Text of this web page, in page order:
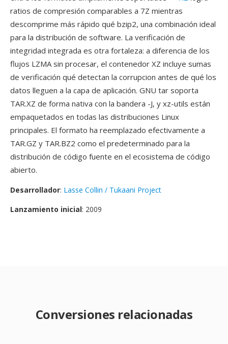
ratios de compresión comparables a 7Z mientras
descomprime más rápido qué bzip2, una combinación ideal
para la distribución de software. La verificación de
integridad integrada es otra fortaleza: a diferencia de los
flujos LZMA sin procesar, el contenedor XZ incluye sumas
de verificación qué detectan la corrupcion antes de qué los
datos lleguen a la capa de aplicación. GNU tar soporta
TAR.XZ de forma nativa con la bandera -J, y xz-utils están
empaquetados en todas las distribuciones Linux
principales. El formato ha reemplazado efectivamente a
TAR.GZ y TAR.BZ2 como el predeterminado para la
distribución de código fuente en el ecosistema de código
abierto.
Desarrollador: Lasse Collin / Tukaani Project
Lanzamiento inicial: 2009
Conversiones relacionadas